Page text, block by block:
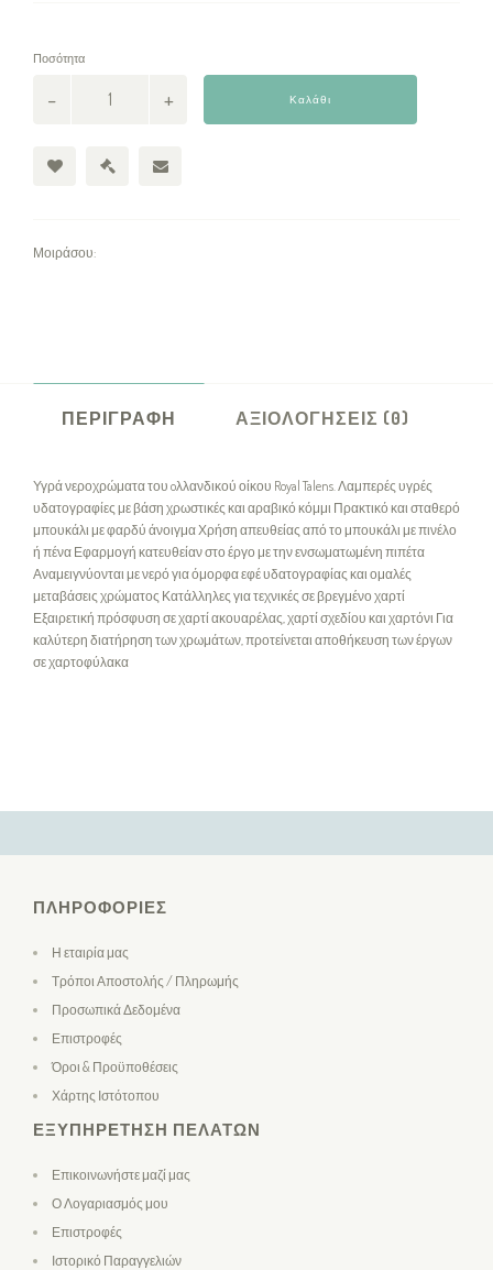
Ποσότητα
Καλάθι
Μοιράσου:
ΠΕΡΙΓΡΑΦΉ ΑΞΙΟΛΟΓΉΣΕΙΣ (0)
Υγρά νεροχρώματα του oλλανδικού οίκου Royal Talens. Λαμπερές υγρές
υδατογραφίες με βάση χρωστικές και αραβικό κόμμι Πρακτικό και σταθερό
μπουκάλι με φαρδύ άνοιγμα Χρήση απευθείας από το μπουκάλι με πινέλο
ή πένα Εφαρμογή κατευθείαν στο έργο με την ενσωματωμένη πιπέτα
Αναμειγνύονται με νερό για όμορφα εφέ υδατογραφίας και ομαλές
μεταβάσεις χρώματος Κατάλληλες για τεχνικές σε βρεγμένο χαρτί
Εξαιρετική πρόσφυση σε χαρτί ακουαρέλας, χαρτί σχεδίου και χαρτόνι Για
καλύτερη διατήρηση των χρωμάτων, προτείνεται αποθήκευση των έργων
σε χαρτοφύλακα
ΠΛΗΡΟΦΟΡΊΕΣ
Η εταιρία μας
Τρόποι Αποστολής / Πληρωμής
Προσωπικά Δεδομένα
Επιστροφές
Όροι & Προϋποθέσεις
Χάρτης Ιστότοπου
ΕΞΥΠΗΡΈΤΗΣΗ ΠΕΛΑΤΏΝ
Επικοινωνήστε μαζί μας
Ο Λογαριασμός μου
Επιστροφές
Ιστορικό Παραγγελιών